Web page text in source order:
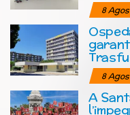
8
8
A